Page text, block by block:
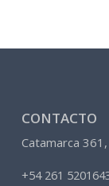
CONTACTO
Catamarca
+54 261